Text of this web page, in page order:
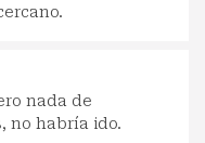
nada de
no habría ido.